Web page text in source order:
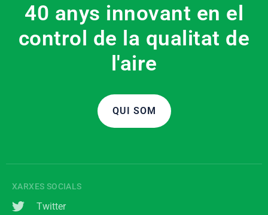
40 anys innovant en el
control de la qualitat de
l'aire
QUI SOM
XARXES SOCIALS
Twitter